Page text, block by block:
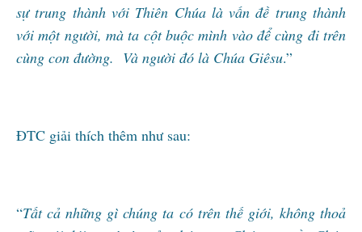
sự trung thành với Thiên Chúa là vấn đề trung thành
với một người, mà ta cột buộc mình vào để cùng đi trên
cùng con đường. Và người đó là Chúa Giêsu.”
ĐTC giải thích thêm như sau:
“Tất cả những gì chúng ta có trên thế giới, không thoả